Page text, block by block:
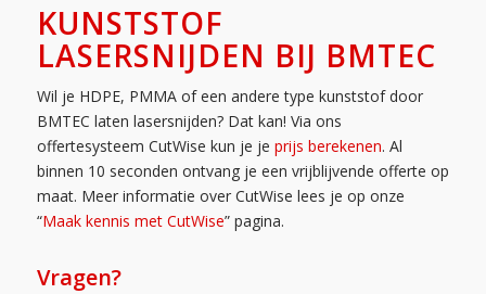
KUNSTSTOF
LASERSNIJDEN BIJ BMTEC
Wil je HDPE, PMMA of een andere type kunststof door
BMTEC laten lasersnijden? Dat kan! Via ons
offertesysteem CutWise kun je je prijs berekenen. Al
binnen 10 seconden ontvang je een vrijblijvende offerte op
maat. Meer informatie over CutWise lees je op onze
“Maak kennis met CutWise” pagina.
Vragen?